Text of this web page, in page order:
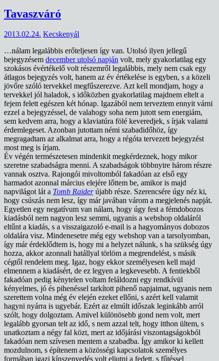
Tavaszváró
2013.02.24. Kecskenyál
…nálam legalábbis erőteljesen így van. Utolsó ilyen jellegű
bejegyzésem december utolsó napján volt, mely gyakorlatilag egy
szokásos évértékelő volt részemről legalábbis, mely nem csak egy
átlagos bejegyzés volt, hanem az év értékelése is egyben, s a közeli
jövőre szóló tervekkel megfűszerezve. Azt kell mondjam, hogy a
tervekkel jól haladok, s időközben gyakorlatilag majdnem eltelt a
fejem felett egészen két hónap. Igazából nem terveztem ennyit várni
ezzel a bejegyzéssel, de valahogy soha nem jutott sem energiám,
sem kedvem arra, hogy a klaviatúra fölé keveredjek, s írjak valami
érdemlegeset. Azonban jutottam némi szabadidőhöz, így
megragadtam az alkalmat arra, hogy a régóta tervezett bejegyzést
most meg is írjam.
Év végén természetesen mindenkit megkérdeznek, hogy mikor
szeretne szabadságra menni. A szabadságok többnyire három részre
vannak osztva. Rajongói mivoltomból fakadóan az első egy
harmadot azonnal március elejére lőttem be, amikor is majd
napvilágot lát a Tomb Raiderújabb része. Szerencsére úgy néz ki,
hogy csúszás nem lesz, így már javában várom a megjelenés napját.
Egyetlen egy negatívum van nálam, hogy úgy fest a fémdobozos
kiadásból nem nagyon lesz semmi, ugyanis a webshop oldaláról
eltűnt a kiadás, s a visszaigazoló e-mail is a hagyományos dobozos
oldalára visz. Mindenesetre még egy webshop van a tarsolyomban,
így már érdeklődtem is, hogy mi a helyzet nálunk, s ha szükség úgy
hozza, akkor azonnali hatállyal törlöm a megrendelést, s másik
cégtől rendelem meg. Igaz, hogy ekkor személyesen kell majd
elmennem a kiadásért, de ez legyen a legkevesebb. A fentiekből
fakadóan pedig kénytelen voltam feláldozni egy rendkívül
kényelmes, jó és pihenéssel tarkított pihenő napjaimat, ugyanis nem
szerettem volna még év elején ezeket ellőni, s azért kell valamit
hagyni nyárra is ugyebár. Ezért az elmúlt időszak leginkább arról
szólt, hogy dolgoztam. Amivel különösebb gond nem volt, mert
legalább gyorsan telt az idő, s nem azzal telt, hogy itthon ültem, s
unatkoztam a négy fal közt, mert az időjárási viszontagságokból
fakadóan nem szívesen mentem a szabadba. Így amikor ki kellett
mozdulnom, s építenem a közösségi kapcsolatok személyes
formában igazi kínszenvedés volt eljutni a fedett, s fűtéssel